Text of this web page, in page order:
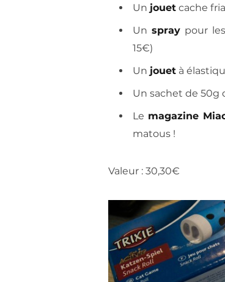
Un jouet cache
Un spraypour les
15€)
Un jouet à
Un sachet de 50g
Le magazine
matous !
Valeur : 30,30€